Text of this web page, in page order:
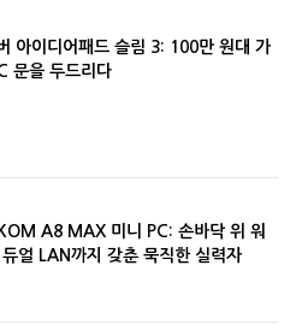
아이디어패드 슬림 3: 100만 원대 가
문을 두드리다
A8 MAX 미니 PC: 손바닥 위 워
얼 LAN까지 갖춘 묵직한 실력자